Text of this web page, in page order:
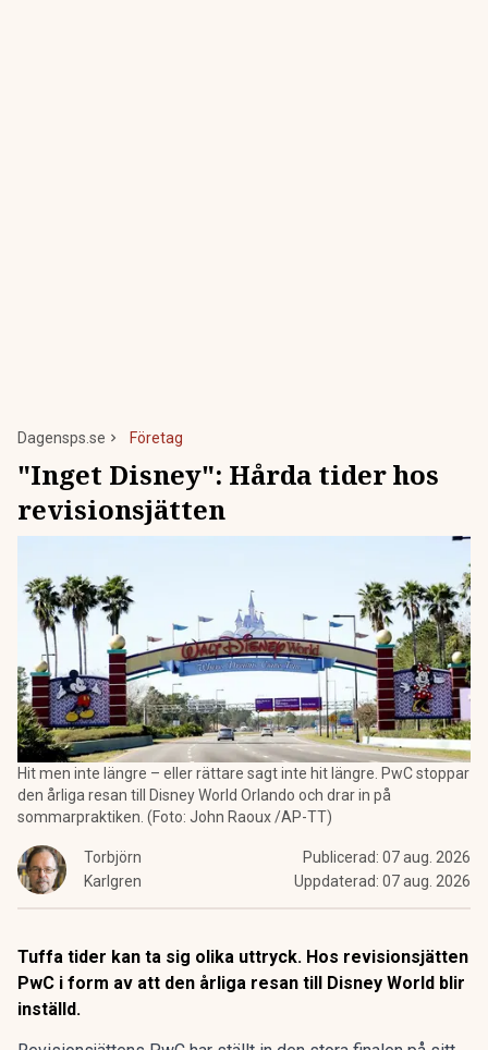
Dagensps.se Företag
"Inget Disney": Hårda tider hos
revisionsjätten
Hit men inte längre – eller rättare sagt inte hit längre. PwC stoppar
den årliga resan till Disney World Orlando och drar in på
sommarpraktiken. (Foto: John Raoux /AP-TT)
Torbjörn
Karlgren
Publicerad: 07 aug. 2026
Uppdaterad: 07 aug. 2026
Tuffa tider kan ta sig olika uttryck. Hos revisionsjätten
PwC i form av att den årliga resan till Disney World blir
inställd.